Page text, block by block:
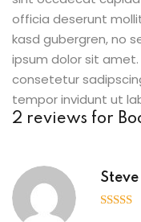
officia deserunt
kasd gubergren, no
ipsum dolor sit
consetetur
tempor invidunt ut
2 reviews for